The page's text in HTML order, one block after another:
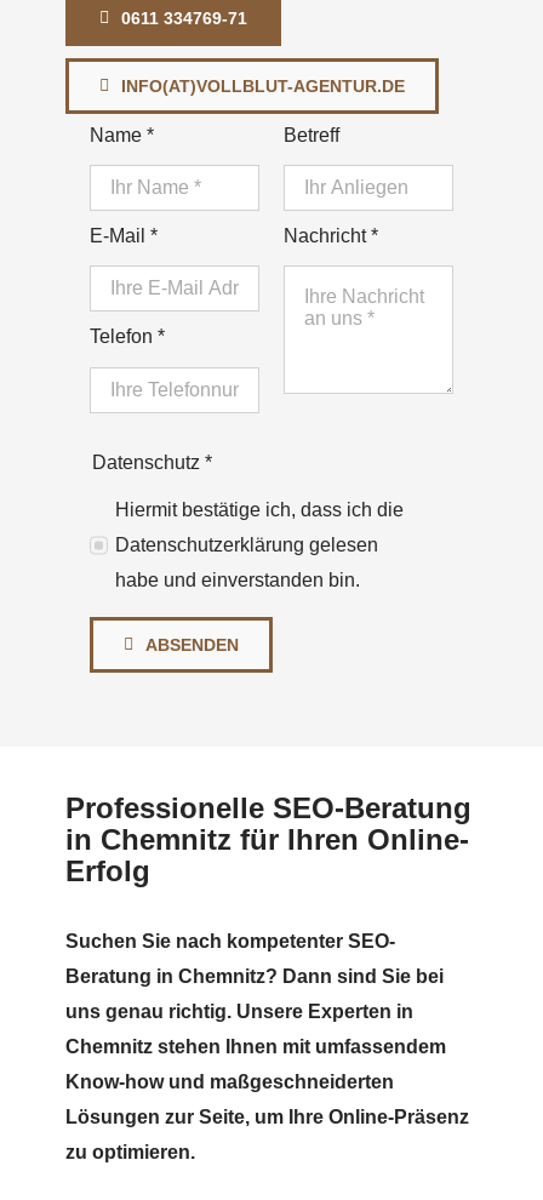
0611 334769-71
INFO(AT)VOLLBLUT-AGENTUR.DE
Name *
E-Mail *
Telefon *
Betreff
Nachricht*
Datenschutz *
Hiermit bestätige ich, dass ich die
Datenschutzerklärung gelesen
habe und einverstanden bin.
ABSENDEN
Professionelle SEO-Beratung
in Chemnitz für Ihren Online-
Erfolg
Suchen Sie nach kompetenter SEO-
Beratung in Chemnitz? Dann sind Sie bei
uns genau richtig. Unsere Experten in
Chemnitz stehen Ihnen mit umfassendem
Know-how und maßgeschneiderten
Lösungen zur Seite, um Ihre Online-Präsenz
zu optimieren.